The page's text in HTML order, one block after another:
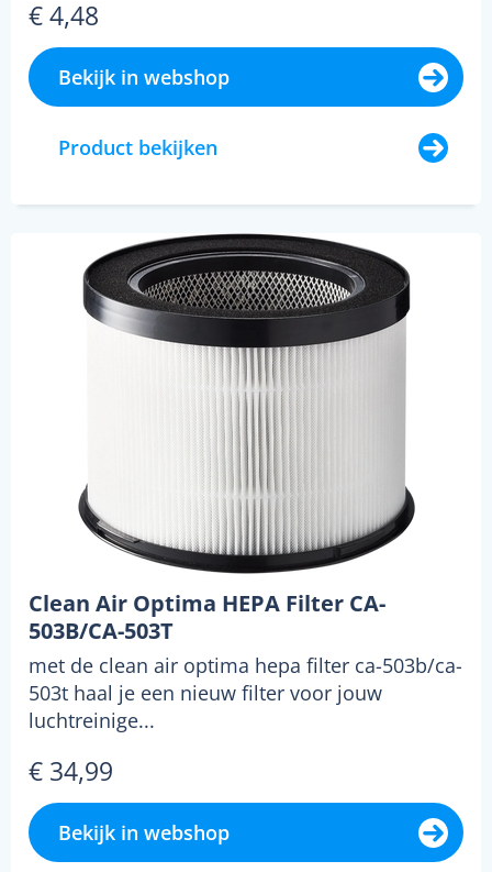
€ 4,48
Bekijk in webshop
Product bekijken
Clean Air Optima HEPA Filter CA-
503B/CA-503T
met de clean air optima hepa filter ca-503b/ca-
503t haal je een nieuw filter voor jouw
luchtreinige...
€ 34,99
Bekijk in webshop